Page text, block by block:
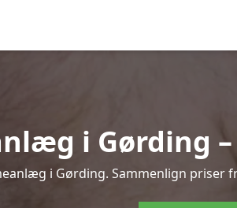
i Gørding
i Gørding. Sammenlign